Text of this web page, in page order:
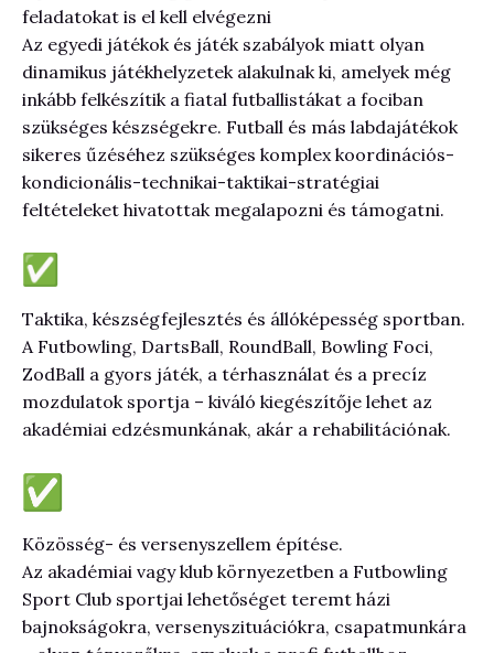
feladatokat is el kell elvégezni
Az egyedi játékok és játék szabályok miatt olyan
dinamikus játékhelyzetek alakulnak ki, amelyek még
inkább felkészítik a fiatal futballistákat a fociban
szükséges készségekre. Futball és más labdajátékok
sikeres űzéséhez szükséges komplex koordinációs-
kondicionális-technikai-taktikai-stratégiai
feltételeket hivatottak megalapozni és támogatni.
Taktika, készségfejlesztés és állóképesség sportban.
A Futbowling, DartsBall, RoundBall, Bowling Foci,
ZodBall a gyors játék, a térhasználat és a precíz
mozdulatok sportja – kiváló kiegészítője lehet az
akadémiai edzésmunkának, akár a rehabilitációnak.
Közösség- és versenyszellem építése.
Az akadémiai vagy klub környezetben a Futbowling
Sport Club sportjai lehetőséget teremt házi
bajnokságokra, versenyszituációkra, csapatmunkára